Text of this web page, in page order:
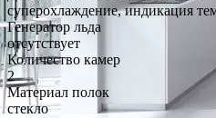
суперохлаждение, индикация
Генератор льда
отсутствует
Количество камер
2
Материал полок
стекло